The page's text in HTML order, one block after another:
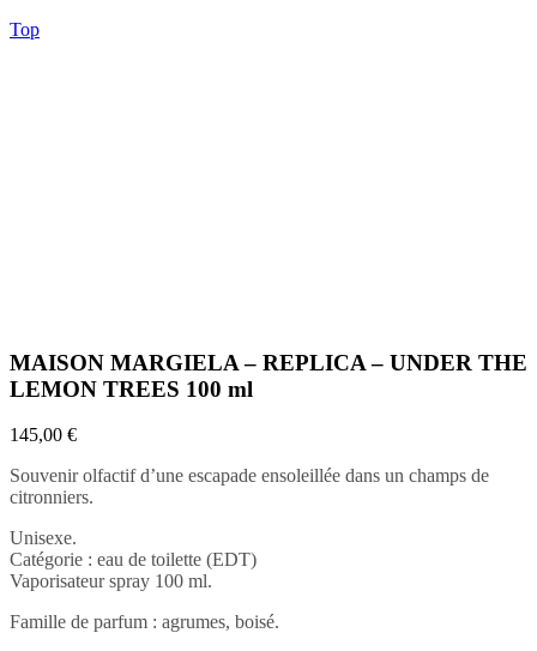
Top
MAISON MARGIELA – REPLICA – UNDER THE
LEMON TREES 100 ml
145,00 €
Souvenir olfactif d’une escapade ensoleillée dans un champs de
citronniers.
Unisexe.
Catégorie : eau de toilette (EDT)
Vaporisateur spray 100 ml.
Famille de parfum : agrumes, boisé.